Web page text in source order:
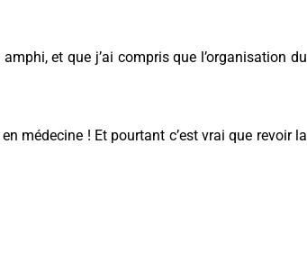
et que j’ai compris que l’organisation du
médecine ! Et pourtant c’est vrai que revoir la